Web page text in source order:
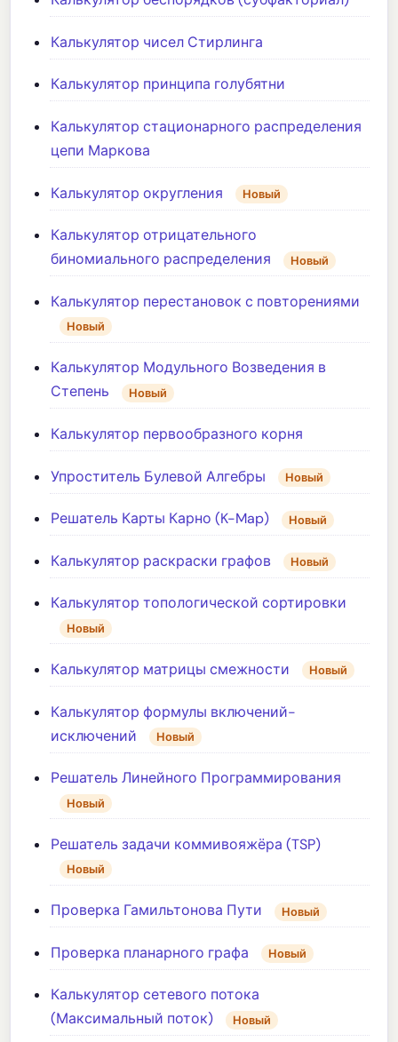
Калькулятор чисел Стирлинга
Калькулятор принципа голубятни
Калькулятор стационарного распределения
цепи Маркова
Калькулятор округления Новый
Калькулятор отрицательного
биномиального распределения
Новый
Калькулятор перестановок с повторениями
Новый
Калькулятор Модульного Возведения в
Степень
Новый
Калькулятор первообразного корня
Упроститель Булевой Алгебры Новый
Решатель Карты Карно (K-Map) Новый
Калькулятор раскраски графов Новый
Калькулятор топологической сортировки
Новый
Калькулятор матрицы смежности Новый
Калькулятор формулы включений-
исключений
Новый
Решатель Линейного Программирования
Новый
Решатель задачи коммивояжёра (TSP)
Новый
Проверка Гамильтонова Пути Новый
Проверка планарного графа Новый
Калькулятор сетевого потока
(Максимальный поток)
Новый